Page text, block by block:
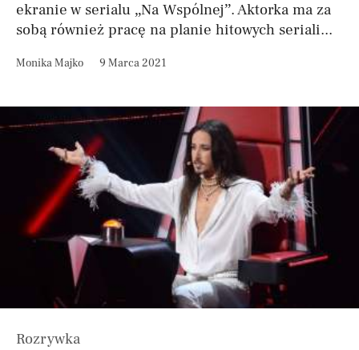
ekranie w serialu „Na Wspólnej”. Aktorka ma za
sobą również pracę na planie hitowych seriali...
Monika Majko 9 Marca 2021
Rozrywka